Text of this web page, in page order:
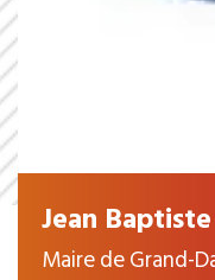
Jean
Maire de Grand-